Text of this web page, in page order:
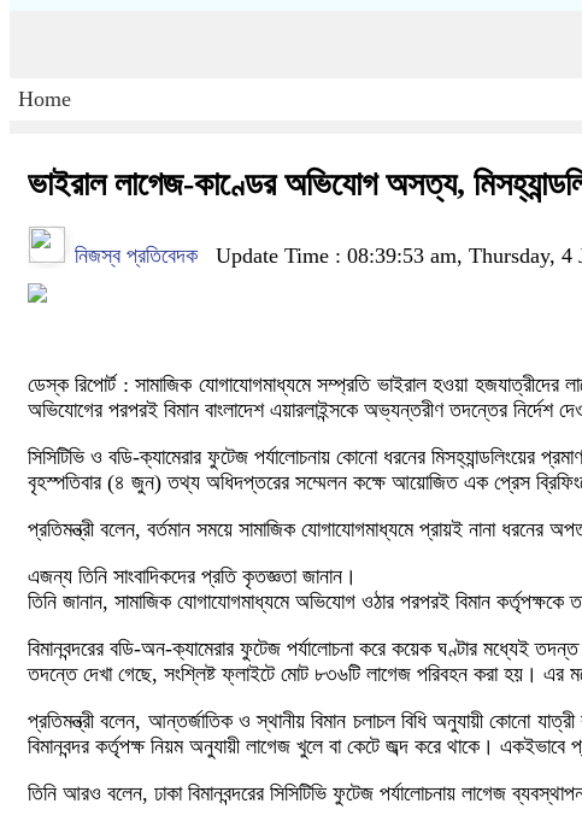
Home
ভাইরাল লাগেজ-কাণ্ডের অভিযোগ অসত্য,
নিজস্ব প্রতিবেদক Update Time : 08:39:53 am, Thursday, 4
ডেস্ক রিপোর্ট : সামাজিক যোগাযোগমাধ্যমে সম্প্রতি ভাইরাল হওয়া হজযাত্রীদের
অভিযোগের পরপরই বিমান বাংলাদেশ এয়ারলাইন্সকে অভ্যন্তরীণ তদন্তের নির্দেশ
সিসিটিভি ও বডি-ক্যামেরার ফুটেজ পর্যালোচনায় কোনো ধরনের মিসহ্যান্ডলিংয়ের
বৃহস্পতিবার (৪ জুন) তথ্য অধিদপ্তরের সম্মেলন কক্ষে আয়োজিত এক প্রেস
প্রতিমন্ত্রী বলেন, বর্তমান সময়ে সামাজিক যোগাযোগমাধ্যমে প্রায়ই নানা
এজন্য তিনি সাংবাদিকদের প্রতি কৃতজ্ঞতা জানান।
তিনি জানান, সামাজিক যোগাযোগমাধ্যমে অভিযোগ ওঠার পরপরই বিমান কর্তৃপক্ষকে
বিমানবন্দরের বডি-অন-ক্যামেরার ফুটেজ পর্যালোচনা করে কয়েক ঘণ্টার মধ্যেই
তদন্তে দেখা গেছে, সংশ্লিষ্ট ফ্লাইটে মোট ৮৩৬টি লাগেজ পরিবহন করা হয়। এর
প্রতিমন্ত্রী বলেন, আন্তর্জাতিক ও স্থানীয় বিমান চলাচল বিধি অনুযায়ী কোনো
বিমানবন্দর কর্তৃপক্ষ নিয়ম অনুযায়ী লাগেজ খুলে বা কেটে জব্দ করে থাকে।
তিনি আরও বলেন, ঢাকা বিমানবন্দরের সিসিটিভি ফুটেজ পর্যালোচনায় লাগেজ